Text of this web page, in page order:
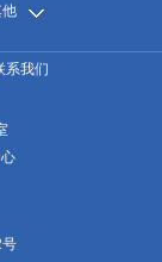
系我们